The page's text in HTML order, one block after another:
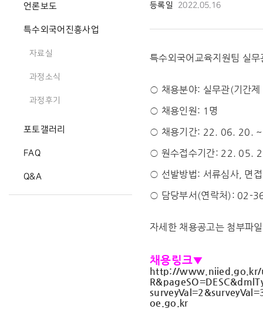
언론보도
특수외국어진흥사업
자료실
과정소식
과정후기
포토갤러리
FAQ
Q&A
등록일 2022.05.16
특수외국어교육지원팀 실
○ 채용분야: 실무관(기간
○ 채용인원: 1명
○ 채용기간: 22. 06. 20.
○ 원수접수기간: 22. 05.
○ 선발방법: 서류심사, 면
○ 담당부서(연락처): 02-
자세한 채용공고는 첨부파
채용링크▼
http://www.niied.go.kr/
R&
oe.go.kr